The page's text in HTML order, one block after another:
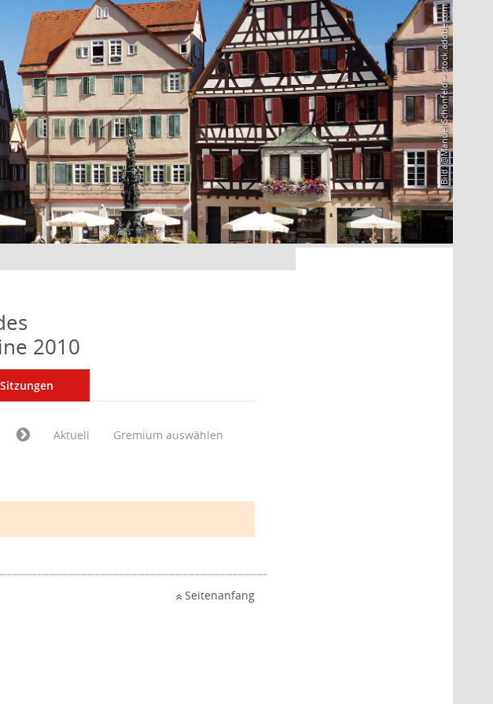
Bild: @Manuel Schönfeld – stock.adobe.com
2010
Sitzungen
Aktuell Gremium auswählen
Seitenanfang